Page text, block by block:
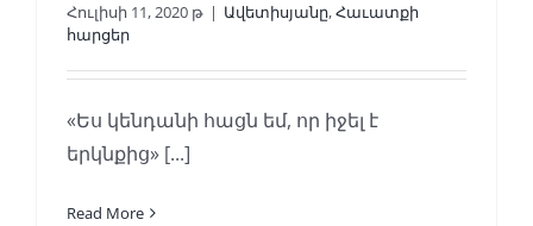
Հուլիսի 11, 2020 թ | Ավետիսյանը,Հաւատքի
հարցեր
«Ես կենդանի հացն եմ, որ իջել է
երկնքից» [...]
Read More